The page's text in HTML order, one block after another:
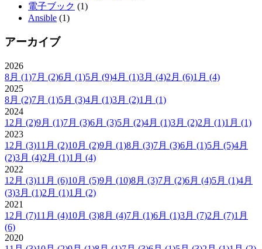
電子ブック (1)
Ansible (1)
アーカイブ
2026
8月 (1)7月 (2)6月 (1)5月 (9)4月 (1)3月 (4)2月 (6)1月 (4)
2025
8月 (2)7月 (1)5月 (3)4月 (1)3月 (2)1月 (1)
2024
12月 (2)9月 (1)7月 (3)6月 (3)5月 (2)4月 (1)3月 (2)2月 (1)1月 (1)
2023
12月 (3)11月 (2)10月 (2)9月 (1)8月 (3)7月 (3)6月 (1)5月 (5)4月
(2)3月 (4)2月 (1)1月 (4)
2022
12月 (3)11月 (6)10月 (5)9月 (10)8月 (3)7月 (2)6月 (4)5月 (1)4月
(3)3月 (1)2月 (1)1月 (2)
2021
12月 (7)11月 (4)10月 (3)8月 (4)7月 (1)6月 (1)3月 (7)2月 (7)1月
(6)
2020